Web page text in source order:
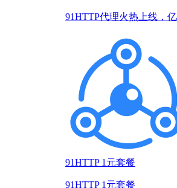
91HTTP代理火热上线，
91HTTP 1元套餐
91HTTP 1元套餐